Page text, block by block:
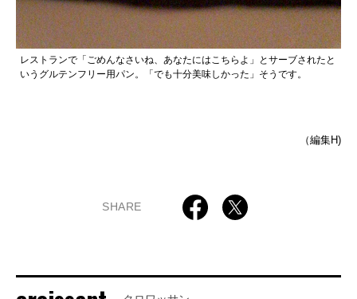
レストランで「ごめんなさいね、あなたにはこちらよ」とサーブされたと
いうグルテンフリー用パン。「でも十分美味しかった」そうです。
（編集H)
SHARE